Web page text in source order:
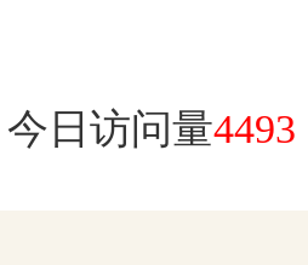
今日访问量4493